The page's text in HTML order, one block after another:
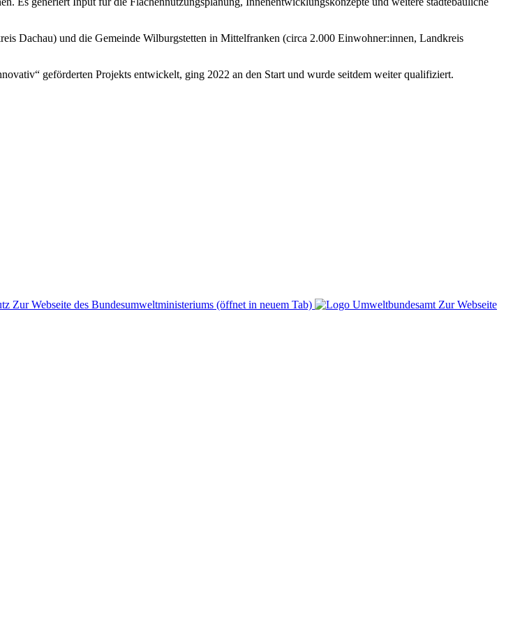
Dachau) und die Gemeinde Wilburgstetten in Mittelfranken (circa 2.000 Einwohner:innen, Landkreis
geförderten Projekts entwickelt, ging 2022 an den Start und wurde seitdem weiter qualifiziert.
Zur Webseite des Bundesumweltministeriums (öffnet in neuem Tab)
Zur Webseite